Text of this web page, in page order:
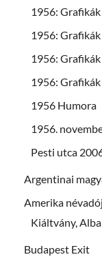
1956: Grafikák
1956:
1956:
1956:
1956 Humora
1956.
Pesti utca
Argentinai
Amerika
Kiáltvány,
Budapest Exit